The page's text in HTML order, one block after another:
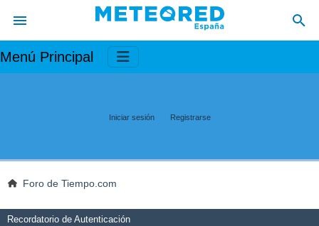
Menú Principal
Iniciar sesión Registrarse
Foro de Tiempo.com
Recordatorio de Autenticación